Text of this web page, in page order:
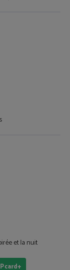
et la nuit